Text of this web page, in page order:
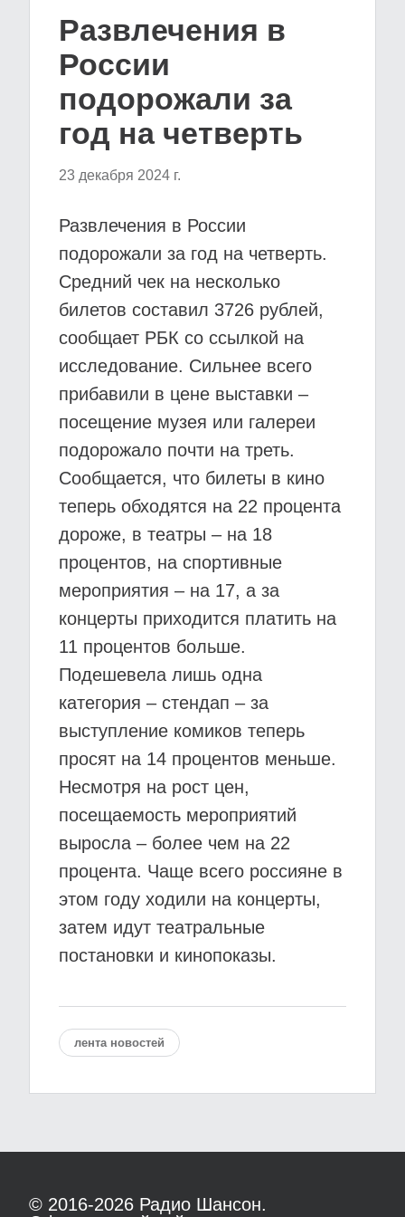
Развлечения в
России
подорожали за
год на четверть
23 декабря 2024 г.
Развлечения в России
подорожали за год на четверть.
Средний чек на несколько
билетов составил 3726 рублей,
сообщает РБК со ссылкой на
исследование. Сильнее всего
прибавили в цене выставки –
посещение музея или галереи
подорожало почти на треть.
Сообщается, что билеты в кино
теперь обходятся на 22 процента
дороже, в театры – на 18
процентов, на спортивные
мероприятия – на 17, а за
концерты приходится платить на
11 процентов больше.
Подешевела лишь одна
категория – стендап – за
выступление комиков теперь
просят на 14 процентов меньше.
Несмотря на рост цен,
посещаемость мероприятий
выросла – более чем на 22
процента. Чаще всего россияне в
этом году ходили на концерты,
затем идут театральные
постановки и кинопоказы.
лента новостей
© 2016-2026 Радио Шансон.